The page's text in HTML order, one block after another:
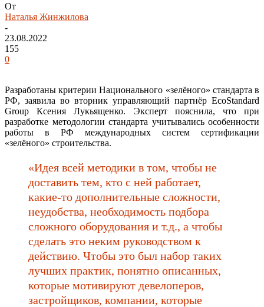
От
Наталья Жинжилова
-
23.08.2022
155
0
Разработаны критерии Национального «зелёного» стандарта в
РФ, заявила во вторник управляющий партнёр EcoStandard
Group Ксения Лукьященко. Эксперт пояснила, что при
разработке методологии стандарта учитывались особенности
работы в РФ международных систем сертификации
«зелёного» строительства.
«Идея всей методики в том, чтобы не
доставить тем, кто с ней работает,
какие-то дополнительные сложности,
неудобства, необходимость подбора
сложного оборудования и т.д., а чтобы
сделать это неким руководством к
действию. Чтобы это был набор таких
лучших практик, понятно описанных,
которые мотивируют девелоперов,
застройщиков, компании, которые